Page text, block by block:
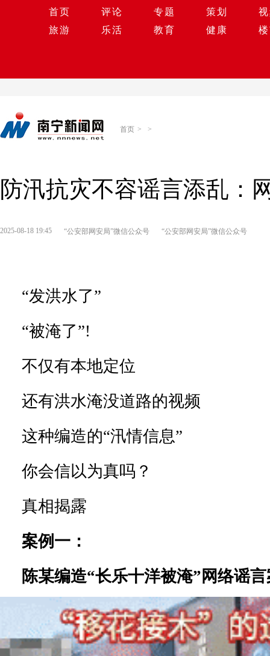
首页 评论 专题 策划
旅游
乐活 教育 健康
首页 > >
防汛抗灾不容谣言添乱：
2025-08-18 19:45 “公安部网安局”微信公众号 “公安部网安局”微信公众号
“发洪水了”
“被淹了”!
不仅有本地定位
还有洪水淹没道路的视频
这种编造的“汛情信息”
你会信以为真吗？
真相揭露
案例一：
陈某编造“长乐十洋被淹”网络